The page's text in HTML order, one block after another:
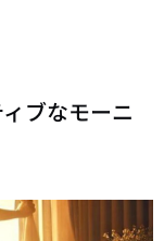
ブなモーニ